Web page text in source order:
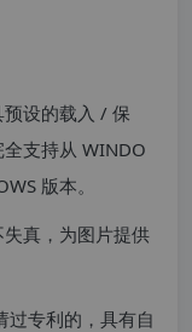
设的载入 / 保
支持从 WINDO
版本。
真，为图片提供
过专利的，具有自